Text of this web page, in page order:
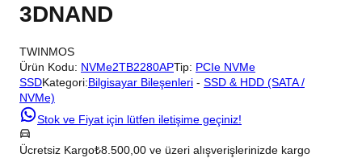
3DNAND
TWINMOS
Ürün Kodu: NVMe2TB2280APTip: PCIe NVMe
SSDKategori:Bilgisayar Bileşenleri - SSD & HDD (SATA /
NVMe)
Stok ve Fiyat için lütfen iletişime geçiniz!
Ücretsiz Kargo₺8.500,00 ve üzeri alışverişlerinizde kargo